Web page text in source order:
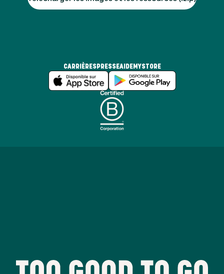
CARRIÈRESPRESSEAIDEMYSTORE